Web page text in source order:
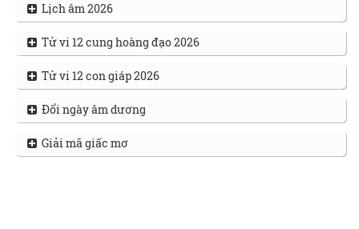
Lịch âm 2026
Tử vi 12 cung hoàng đạo 2026
Tử vi 12 con giáp 2026
Đổi ngày âm dương
Giải mã giấc mơ